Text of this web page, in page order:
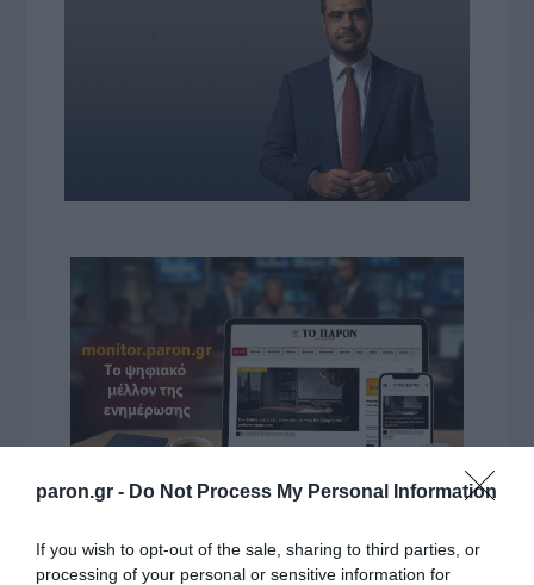
paron.gr - Do Not Process My Personal Information
If you wish to opt-out of the sale, sharing to third parties, or
processing of your personal or sensitive information for
VIDCASTS